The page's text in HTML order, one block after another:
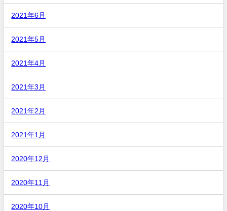
2021年6月
2021年5月
2021年4月
2021年3月
2021年2月
2021年1月
2020年12月
2020年11月
2020年10月